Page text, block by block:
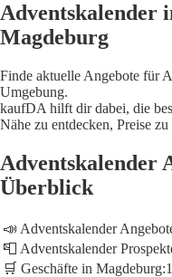
Adventskalender
Magdeburg
Finde aktuelle Angebote für
Umgebung.
kaufDA hilft dir dabei, die
Nähe zu entdecken, Preise
Adventskalender
Überblick
📣 Adventskalender
📮 Adventskalender
🛒 Geschäfte in Magdeburg:1